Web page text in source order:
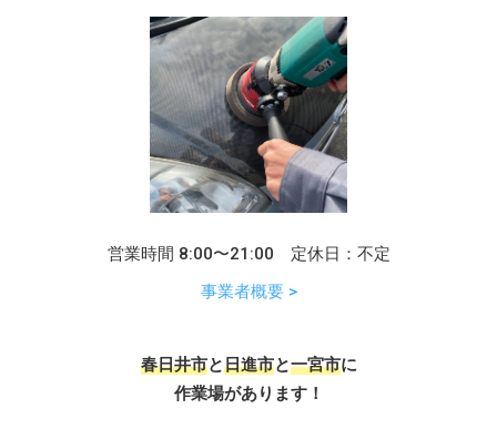
営業時間 8:00〜21:00 定休日：不定
事業者概要 >
春日井市と日進市と一宮市に
作業場があります！